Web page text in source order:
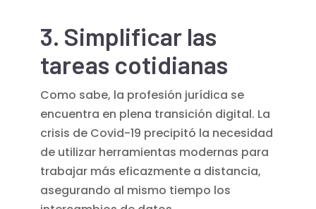
3. Simplificar las
tareas cotidianas
Como sabe, la profesión jurídica se
encuentra en plena transición digital. La
crisis de Covid-19 precipitó la necesidad
de utilizar herramientas modernas para
trabajar más eficazmente a distancia,
asegurando al mismo tiempo los